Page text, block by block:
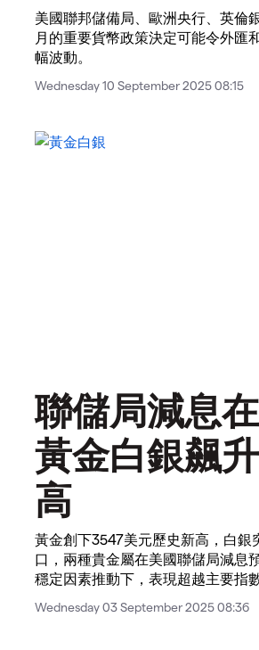
美國聯邦儲備局、歐洲央行、英倫
月的重要貨幣政策決定可能令外匯
幅波動。
Wednesday 10 September 2025 08:15
聯儲局減息在
黃金白銀飆
高
黃金創下3547美元歷史新高，白銀
口，兩種貴金屬在美國聯儲局減息
穩定因素推動下，表現超越主要指數
Wednesday 03 September 2025 08:36